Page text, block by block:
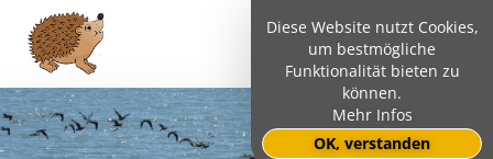
Diese Website nutzt Cookies,
um bestmögliche
Funktionalität bieten zu
können.
Mehr Infos
OK, verstanden